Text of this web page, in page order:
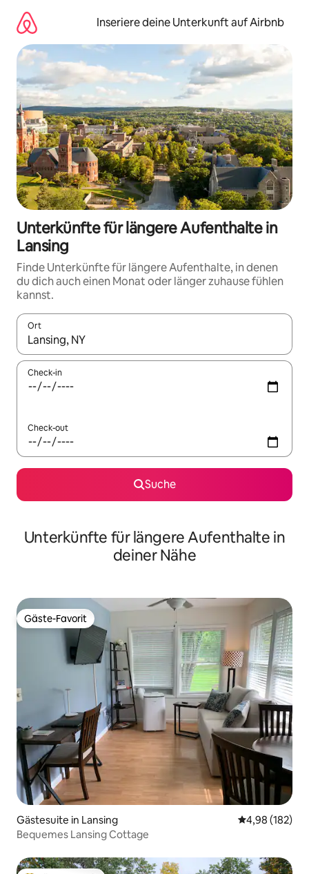
Inhalten
springen
Inseriere deine Unterkunft auf Airbnb
Unterkünfte für längere Aufenthalte in
Lansing
Finde Unterkünfte für längere Aufenthalte, in denen
du dich auch einen Monat oder länger zuhause fühlen
kannst.
Ort
Wenn Ergebnisse verfügbar sind, navigiere mit den
Check-in
Check-out
Suche
Unterkünfte für längere Aufenthalte in
deiner Nähe
Gäste-Favorit
Gäste-Favorit
Gästesuite in Lansing
4,98 (182)
Bequemes Lansing Cottage